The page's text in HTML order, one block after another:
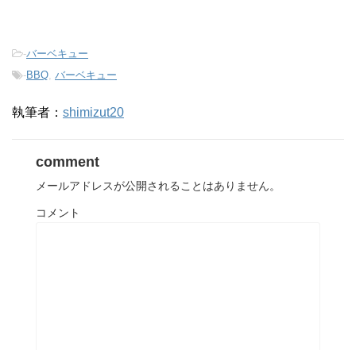
-バーベキュー
-BBQ バーベキュー
執筆者： shimizut20
comment
メールアドレスが公開されることはありません。
コメント